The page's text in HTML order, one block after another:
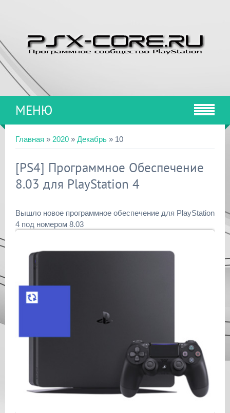
МЕНЮ
Главная » 2020 » Декабрь » 10
[PS4] Программное Обеспечение
8.03 для PlayStation 4
Вышло новое программное обеспечение для PlayStation
4 под номером 8.03